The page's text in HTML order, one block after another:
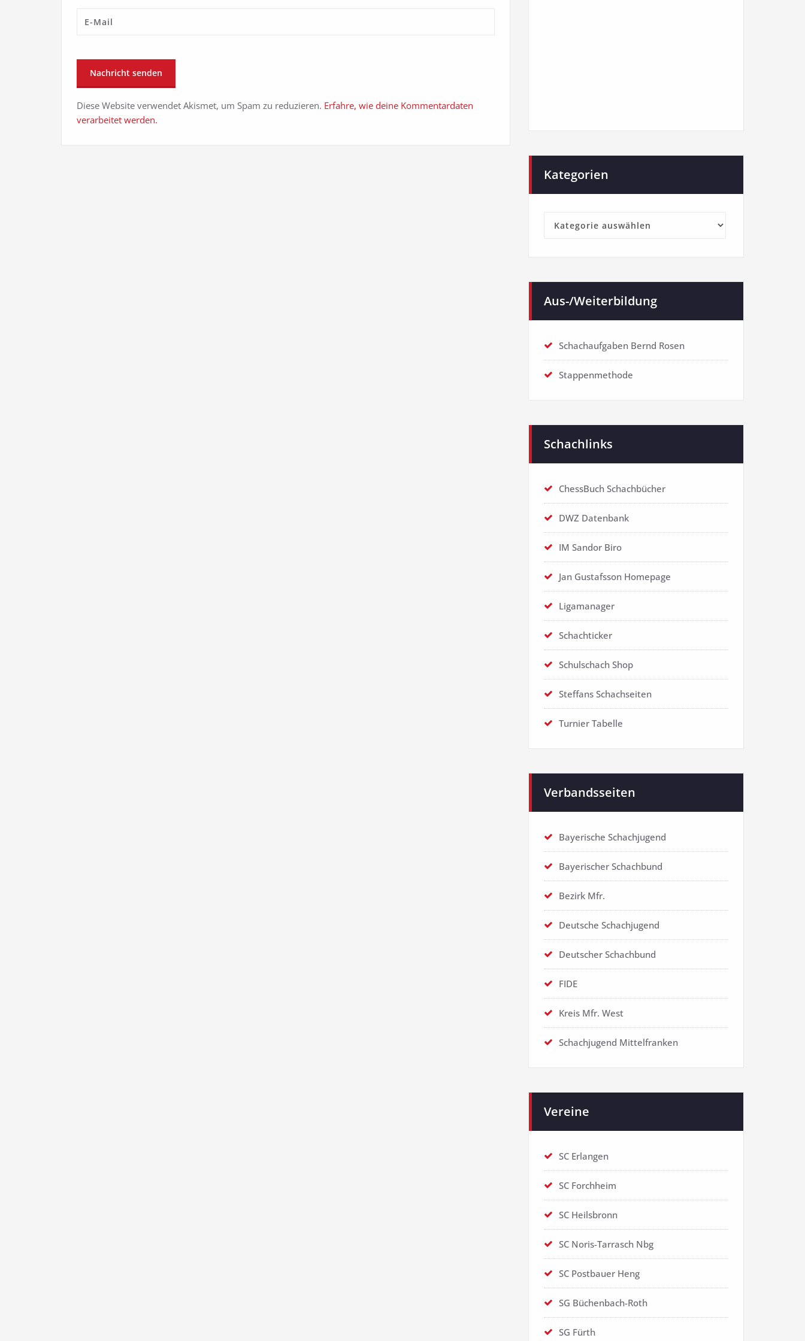
Diese Website verwendet Akismet, um Spam zu reduzieren. Erfahre, wie deine Kommentardaten
verarbeitet werden.
Kategorien
Kategorien
Aus-/Weiterbildung
Schachaufgaben Bernd Rosen
Stappenmethode
Schachlinks
ChessBuch Schachbücher
DWZ Datenbank
IM Sandor Biro
Jan Gustafsson Homepage
Ligamanager
Schachticker
Schulschach Shop
Steffans Schachseiten
Turnier Tabelle
Verbandsseiten
Bayerische Schachjugend
Bayerischer Schachbund
Bezirk Mfr.
Deutsche Schachjugend
Deutscher Schachbund
FIDE
Kreis Mfr. West
Schachjugend Mittelfranken
Vereine
SC Erlangen
SC Forchheim
SC Heilsbronn
SC Noris-Tarrasch Nbg
SC Postbauer Heng
SG Büchenbach-Roth
SG Fürth